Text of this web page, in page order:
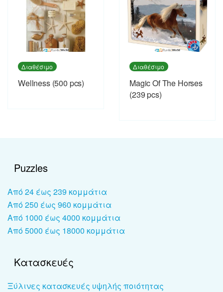
Διαθέσιμο
Wellness (500 pcs)
Διαθέσιμο
Magic Of The Horses
(239 pcs)
Puzzles
Από 24 έως 239 κομμάτια
Από 250 έως 960 κομμάτια
Από 1000 έως 4000 κομμάτια
Από 5000 έως 18000 κομμάτια
Κατασκευές
Ξύλινες κατασκευές υψηλής ποιότητας